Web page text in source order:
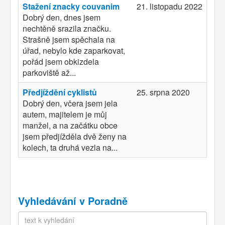
Stažení znacky couvanim
Dobrý den, dnes jsem
nechtěně srazila značku.
Strašně jsem spěchala na
úřad, nebylo kde zaparkovat,
pořád jsem obkizdela
parkoviště až...
21. listopadu 2022
Předjíždění cyklistů
Dobrý den, včera jsem jela
autem, majitelem je můj
manžel, a na začátku obce
jsem předjížděla dvě ženy na
kolech, ta druhá vezla na...
25. srpna 2020
Vyhledávání v Poradně